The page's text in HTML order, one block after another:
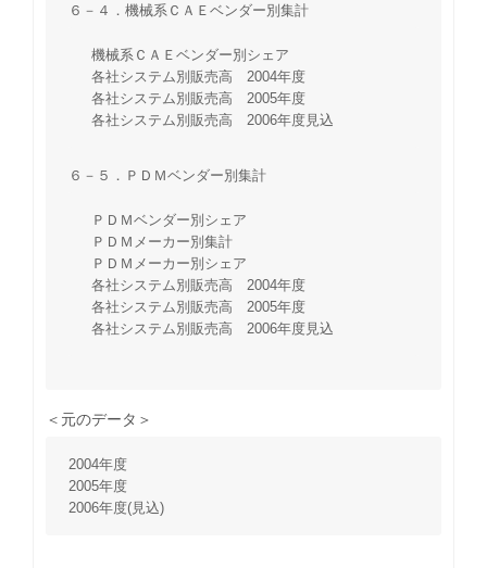
６－４．機械系ＣＡＥベンダー別集計
機械系ＣＡＥベンダー別シェア
各社システム別販売高 2004年度
各社システム別販売高 2005年度
各社システム別販売高 2006年度見込
６－５．ＰＤＭベンダー別集計
ＰＤＭベンダー別シェア
ＰＤＭメーカー別集計
ＰＤＭメーカー別シェア
各社システム別販売高 2004年度
各社システム別販売高 2005年度
各社システム別販売高 2006年度見込
＜元のデータ＞
2004年度
2005年度
2006年度(見込)